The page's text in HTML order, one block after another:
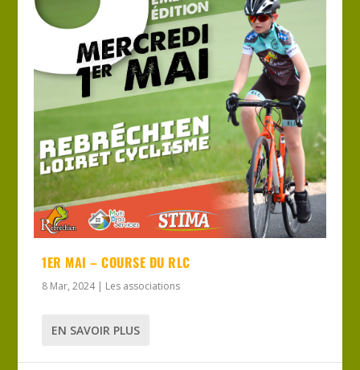
1ER MAI – COURSE DU RLC
8 Mar, 2024| Les associations
EN SAVOIR PLUS